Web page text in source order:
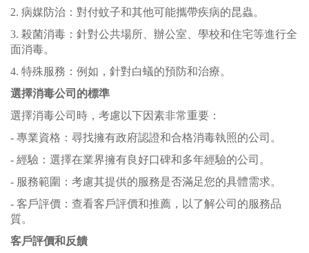
2. 病媒防治：對付蚊子和其他可能攜帶疾病的昆蟲。
3. 殺菌消毒：針對公共場所、辦公室、學校和住宅等進行全
面消毒。
4. 特殊服務：例如，針對白蟻的預防和治療。
選擇消毒公司的標準
選擇消毒公司時，考慮以下因素非常重要：
- 專業資格：尋找擁有政府認證和合格消毒執照的公司。
- 經驗：選擇在業界擁有良好口碑和多年經驗的公司。
- 服務範圍：考慮其提供的服務是否滿足您的具體需求。
- 客戶評價：查看客戶評價和推薦，以了解公司的服務品
質。
客戶評價和反饋